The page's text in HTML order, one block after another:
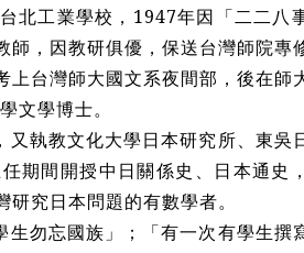
北工業學校，1947年因「二二八
，因教研俱優，保送台灣師院專
台灣師大國文系夜間部，後在師
文學博士。
執教文化大學日本研究所、東吳
期間開授中日關係史、日本通史
究日本問題的有數學者。
勿忘國族」；「有一次有學生撰